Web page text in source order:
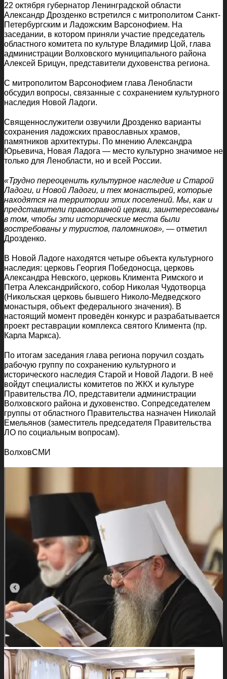
22 октября губернатор Ленинградской области
Александр Дрозденко встретился с митрополитом Санкт-
Петербургским и Ладожским Варсонофием. На
заседании, в котором приняли участие председатель
областного комитета по культуре Владимир Цой, глава
администрации Волховского муниципального района
Алексей Брицун, представители духовенства региона.
С митрополитом Варсонофием глава Ленобласти
обсудил вопросы, связанные с сохранением культурного
наследия Новой Ладоги.
Священнослужители озвучили Дрозденко варианты
сохранения ладожских православных храмов,
памятников архитектуры. По мнению Александра
Юрьевича, Новая Ладога — место культурно значимое не
только для Ленобласти, но и всей России.
«Трудно переоценить культурное наследие и Старой
Ладоги, и Новой Ладоги, и тех монастырей, которые
находятся на территории этих поселений. Мы, как и
представители православной церкви, заинтересованы
в том, чтобы эти исторические места были
востребованы у туристов, паломников», — отметил
Дрозденко.
В Новой Ладоге находятся четыре объекта культурного
наследия: церковь Георгия Победоносца, церковь
Александра Невского, церковь Климента Римского и
Петра Александрийского, собор Николая Чудотворца
(Никольская церковь бывшего Николо-Медведского
монастыря, объект федерального значения). В
настоящий момент проведён конкурс и разрабатывается
проект реставрации комплекса святого Климента (пр.
Карла Маркса).
По итогам заседания глава региона поручил создать
рабочую группу по сохранению культурного и
исторического наследия Старой и Новой Ладоги. В неё
войдут специалисты комитетов по ЖКХ и культуре
Правительства ЛО, представители администрации
Волховского района и духовенство. Сопредседателем
группы от областного Правительства назначен Николай
Емельянов (заместитель председателя Правительства
ЛО по социальным вопросам).
ВолховСМИ